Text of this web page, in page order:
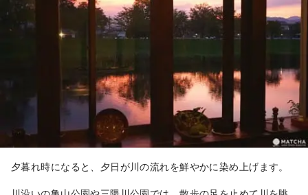
夕暮れ時になると、夕日が川の流れを鮮やかに染め上げます。